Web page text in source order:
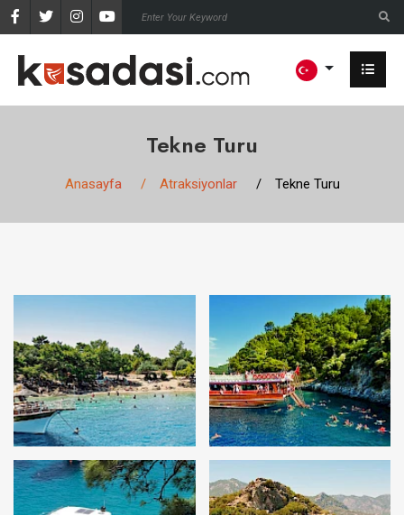
Tekne Turu
Anasayfa Atraksiyonlar Tekne Turu